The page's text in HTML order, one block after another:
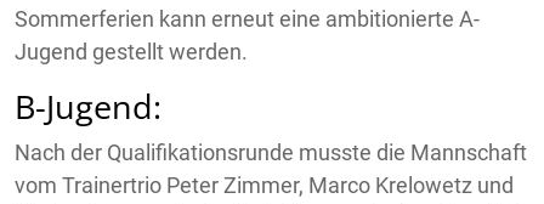
Sommerferien kann erneut eine ambitionierte A-
Jugend gestellt werden.
B-Jugend:
Nach der Qualifikationsrunde musste die Mannschaft
vom Trainertrio Peter Zimmer, Marco Krelowetz und